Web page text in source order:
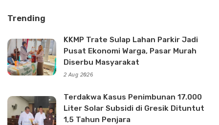
Trending
KKMP Trate Sulap Lahan Parkir Jadi
Pusat Ekonomi Warga, Pasar Murah
Diserbu Masyarakat
2 Aug 2026
Terdakwa Kasus Penimbunan 17.000
Liter Solar Subsidi di Gresik Dituntut
1,5 Tahun Penjara